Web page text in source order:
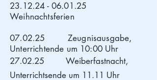
23.12.24 - 06.01.25
Weihnachtsferien
07.02.25 Zeugnisausgabe,
Unterrichtende um 10:00 Uhr
27.02.25 Weiberfastnacht,
Unterrichtsende um 11.11 Uhr